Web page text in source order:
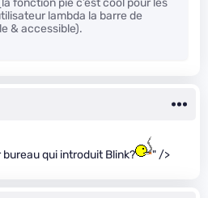
fonction pie c’est cool pour les
lambda la barre de
& accessible).
qui introduit Blink? " />